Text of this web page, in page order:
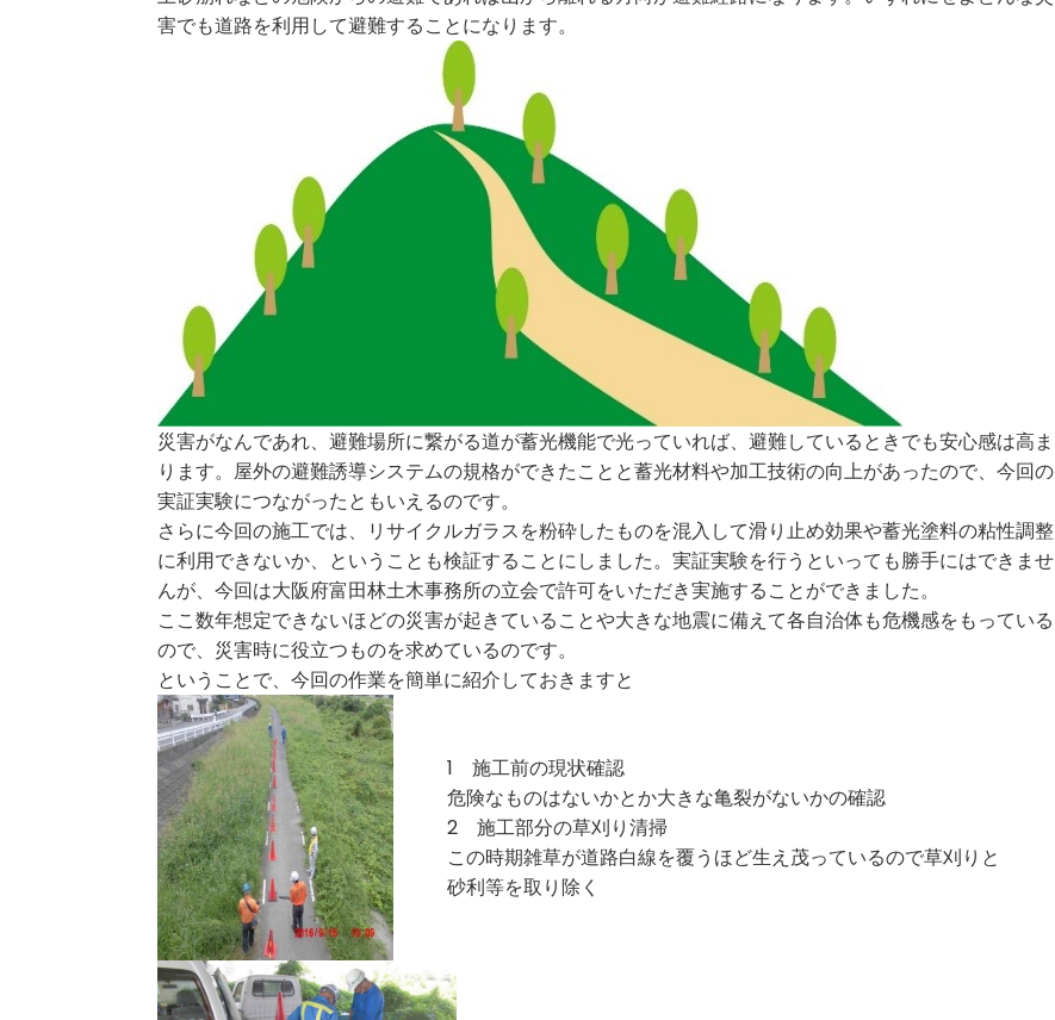
害でも道路を利用して避難することになります。
災害がなんであれ、避難場所に繋がる道が蓄光機能で光っていれば、避難しているときでも安心感は高ま
ります。屋外の避難誘導システムの規格ができたことと蓄光材料や加工技術の向上があったので、今回の
実証実験につながったともいえるのです。
さらに今回の施工では、リサイクルガラスを粉砕したものを混入して滑り止め効果や蓄光塗料の粘性調整
に利用できないか、ということも検証することにしました。実証実験を行うといっても勝手にはできませ
んが、今回は大阪府富田林土木事務所の立会で許可をいただき実施することができました。
ここ数年想定できないほどの災害が起きていることや大きな地震に備えて各自治体も危機感をもっている
ので、災害時に役立つものを求めているのです。
ということで、今回の作業を簡単に紹介しておきますと
1 施工前の現状確認
危険なものはないかとか大きな亀裂がないかの確認
2 施工部分の草刈り清掃
この時期雑草が道路白線を覆うほど生え茂っているので草刈りと
砂利等を取り除く